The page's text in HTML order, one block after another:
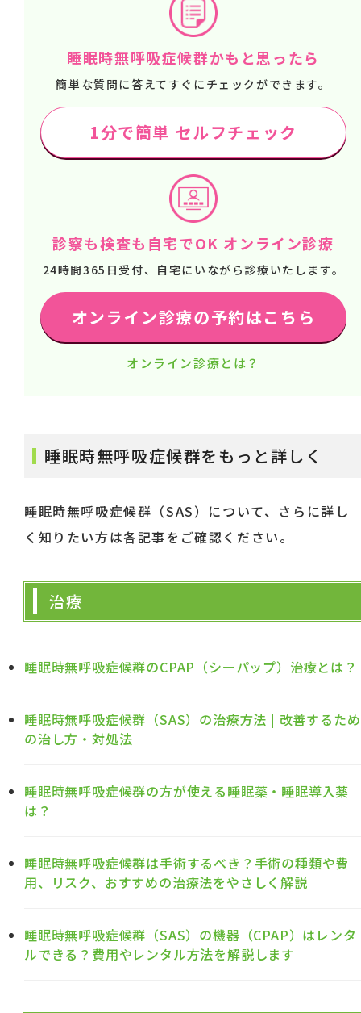
睡眠時無呼吸症候群かもと思ったら
簡単な質問に答えてすぐにチェックができます。
1分で簡単 セルフチェック
診察も検査も自宅でOK オンライン診療
24時間365日受付、自宅にいながら診療いたします。
オンライン診療の予約はこちら
オンライン診療とは？
睡眠時無呼吸症候群をもっと詳しく
睡眠時無呼吸症候群（SAS）について、さらに詳し
く知りたい方は各記事をご確認ください。
治療
睡眠時無呼吸症候群のCPAP（シーパップ）治療とは？
睡眠時無呼吸症候群（SAS）の治療方法 | 改善するため
の治し方・対処法
睡眠時無呼吸症候群の方が使える睡眠薬・睡眠導入薬
は？
睡眠時無呼吸症候群は手術するべき？手術の種類や費
用、リスク、おすすめの治療法をやさしく解説
睡眠時無呼吸症候群（SAS）の機器（CPAP）はレンタ
ルできる？費用やレンタル方法を解説します